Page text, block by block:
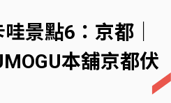
景點6：京都｜
本舖京都伏